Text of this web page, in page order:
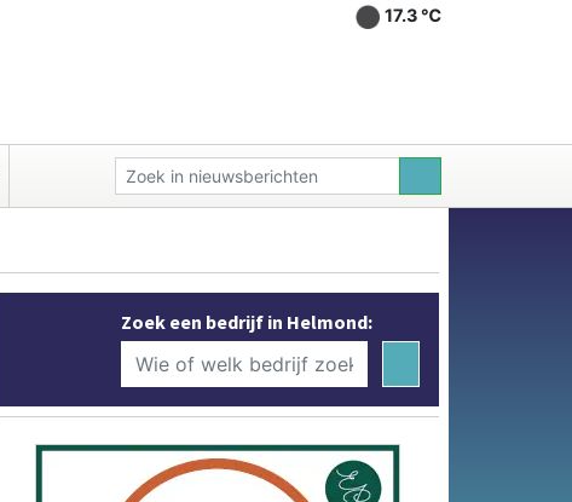
17.3 ℃
Zoek een bedrijf in Helmond: